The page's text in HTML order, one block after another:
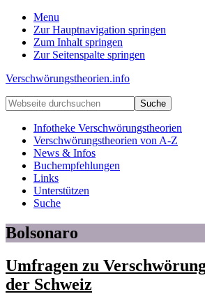
Menu
Zur Hauptnavigation springen
Zum Inhalt springen
Zur Seitenspalte springen
Verschwörungstheorien.info
Beiträge
zu
Merkmalen,
Funktionen
Risiken
konspirationistischen
Denkens
Webseite
durchsuchen
Infotheke Verschwörungstheorien
Verschwörungstheorien von A-Z
News & Infos
Buchempfehlungen
Links
Unterstützen
Suche
Bolsonaro
Umfragen zu
der Schweiz